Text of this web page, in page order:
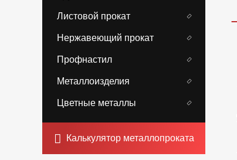
Листовой прокат
Нержавеющий прокат
Профнастил
Металлоизделия
Цветные металлы
Калькулятор металлопроката